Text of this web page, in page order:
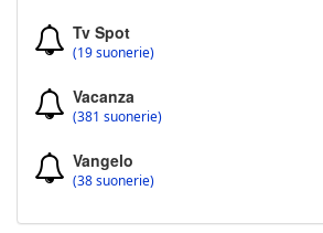
Tv Spot
(19 suonerie)
Vacanza
(381 suonerie)
Vangelo
(38 suonerie)